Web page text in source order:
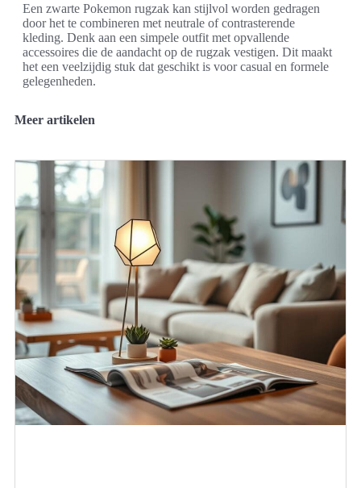
Een zwarte Pokemon rugzak kan stijlvol worden gedragen
door het te combineren met neutrale of contrasterende
kleding. Denk aan een simpele outfit met opvallende
accessoires die de aandacht op de rugzak vestigen. Dit maakt
het een veelzijdig stuk dat geschikt is voor casual en formele
gelegenheden.
Meer artikelen